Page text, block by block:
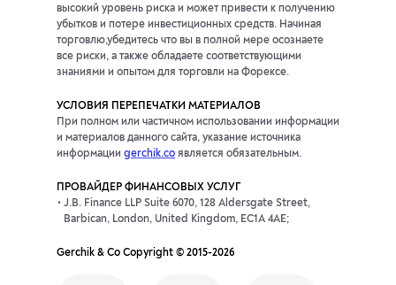
высокий уровень риска и может привести к получению
убытков и потере инвестиционных средств. Начиная
торговлю,убедитесь что вы в полной мере осознаете
все риски, а также обладаете соответствующими
знаниями и опытом для торговли на Форексе.
УСЛОВИЯ ПЕРЕПЕЧАТКИ МАТЕРИАЛОВ
При полном или частичном использовании информации
и материалов данного сайта, указание источника
информации gerchik.co является обязательным.
ПРОВАЙДЕР ФИНАНСОВЫХ УСЛУГ
J.B. Finance LLP Suite 6070, 128 Aldersgate Street,
Barbican, London, United Kingdom, EC1A 4AE;
Gerchik & Co Copyright © 2015-2026